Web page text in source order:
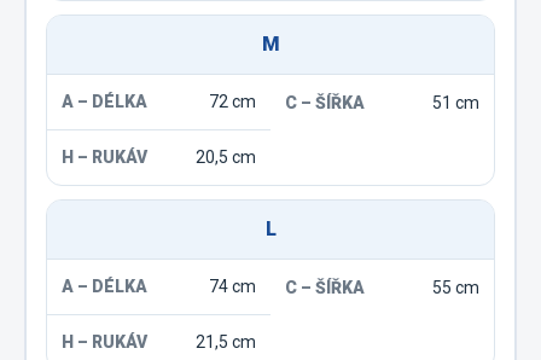
M
72 cm 51 cm
20,5 cm
L
74 cm 55 cm
21,5 cm